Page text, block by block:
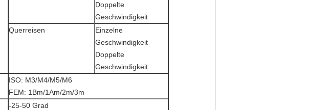
Doppelte
Geschwindigkeit
Querreisen
Einzelne
Geschwindigkeit
Doppelte
Geschwindigkeit
ISO: M3/M4/M5/M6
FEM: 1Bm/1Am/2m/3m
-25-50 Grad